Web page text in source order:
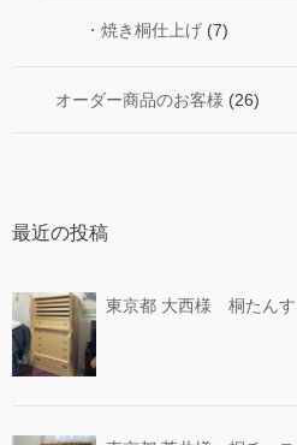
・焼き桐仕上げ (7)
オーダー商品のお客様 (26)
最近の投稿
東京都 大西様 桐たんす